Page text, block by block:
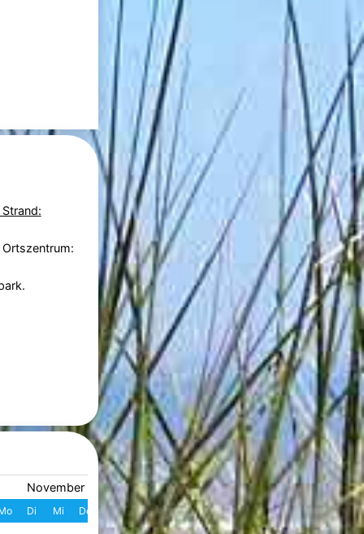
November 2026
Di Mi Do Fr Sa So
Dezember 2026
W Mo Di Mi Do Fr